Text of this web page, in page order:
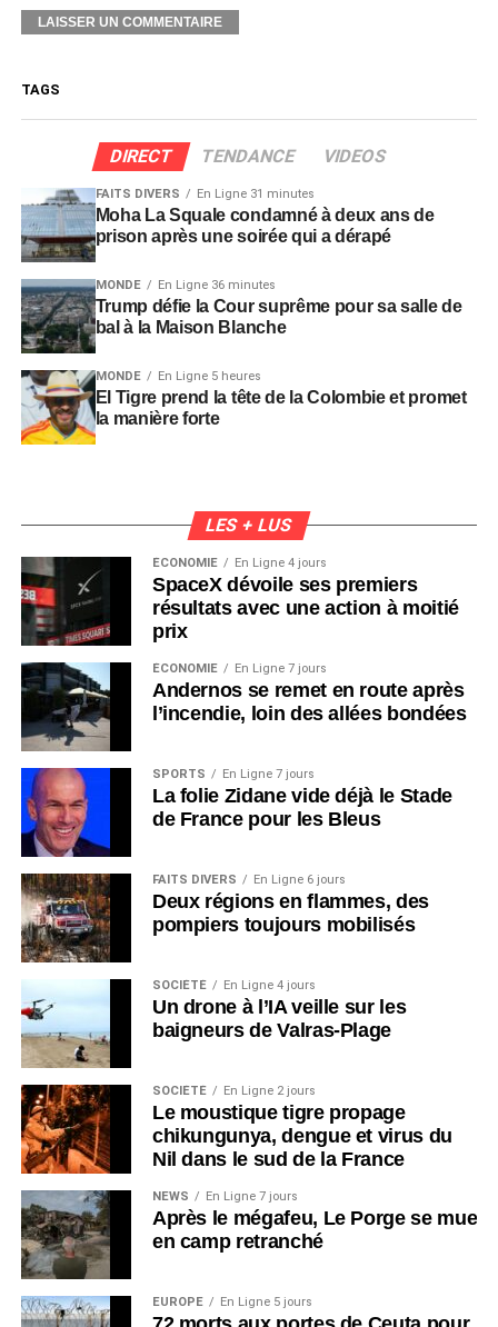
TAGS
DIRECT TENDANCE VIDEOS
FAITS DIVERS En Ligne 31 minutes
Moha La Squale condamné à deux ans de
prison après une soirée qui a dérapé
MONDE En Ligne 36 minutes
Trump défie la Cour suprême pour sa salle de
bal à la Maison Blanche
MONDE En Ligne 5 heures
El Tigre prend la tête de la Colombie et promet
la manière forte
LES + LUS
ÉCONOMIE En Ligne 4 jours
SpaceX dévoile ses premiers
résultats avec une action à moitié
prix
ÉCONOMIE En Ligne 7 jours
Andernos se remet en route après
l’incendie, loin des allées bondées
SPORTS En Ligne 7 jours
La folie Zidane vide déjà le Stade
de France pour les Bleus
FAITS DIVERS En Ligne 6 jours
Deux régions en flammes, des
pompiers toujours mobilisés
SOCIÉTÉ En Ligne 4 jours
Un drone à l’IA veille sur les
baigneurs de Valras-Plage
SOCIÉTÉ En Ligne 2 jours
Le moustique tigre propage
chikungunya, dengue et virus du
Nil dans le sud de la France
NEWS En Ligne 7 jours
Après le mégafeu, Le Porge se mue
en camp retranché
EUROPE En Ligne 5 jours